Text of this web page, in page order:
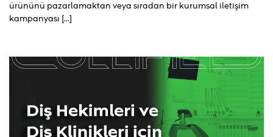
ürününü pazarlamaktan veya sıradan bir kurumsal iletişim
kampanyası [...]